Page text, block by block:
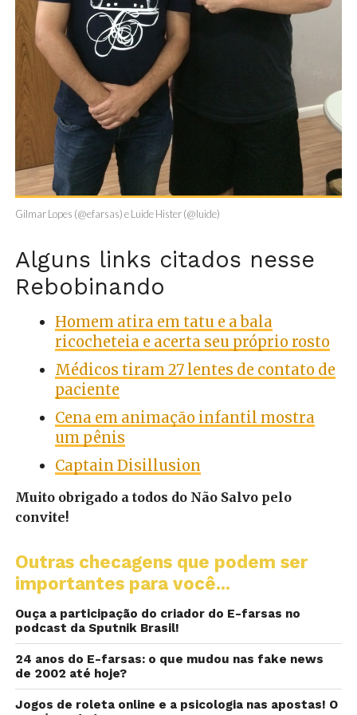
Gilmar Lopes (@efarsas) e Luide Hister (@luide)
Alguns links citados nesse
Rebobinando
Homem atira em tatu e a bala
ricocheteia e acerta seu próprio rosto
Médicos tiram 27 lentes de contato de
paciente
Cena em animação infantil mostra
um pênis
Captain Disillusion
Muito obrigado a todos do Não Salvo pelo
convite!
Outras checagens que podem ser
importantes para você...
Ouça a participação do criador do E-farsas no
podcast da Sputnik Brasil!
24 anos do E-farsas: o que mudou nas fake news
de 2002 até hoje?
Jogos de roleta online e a psicologia nas apostas! O